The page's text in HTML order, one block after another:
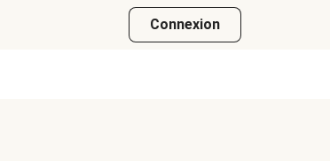
Connexion